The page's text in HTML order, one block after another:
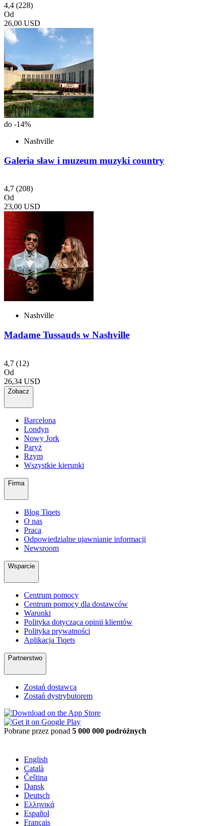
4,4 (228)
Od
26,00 USD
do -14%
Nashville
Galeria sław i muzeum muzyki country
4,7 (208)
Od
23,00 USD
Nashville
Madame Tussauds w Nashville
4,7 (12)
Od
26,34 USD
Zobacz
Barcelona
Londyn
Nowy Jork
Paryż
Rzym
Wszystkie kierunki
Firma
Blog Tiqets
O nas
Praca
Odpowiedzialne ujawnianie informacji
Newsroom
Wsparcie
Centrum pomocy
Centrum pomocy dla dostawców
Warunki
Polityka dotycząca opinii klientów
Polityka prywatności
Aplikacja Tiqets
Partnerstwo
Zostań dostawcą
Zostań dystrybutorem
Pobrane przez ponad 5 000 000 podróżnych
English
Català
Čeština
Dansk
Deutsch
Ελληνικά
Español
Français